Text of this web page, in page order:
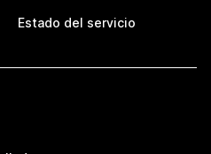
Estado del servicio